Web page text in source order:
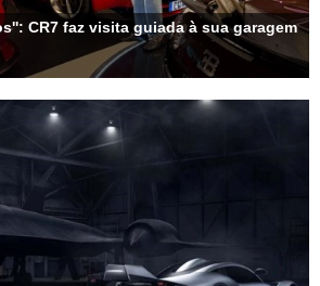
CR7 faz visita guiada à sua garagem